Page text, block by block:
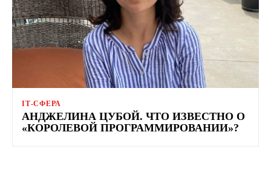
ІТ-СФЕРА
АНДЖЕЛИНА ЦУБОЙ. ЧТО ИЗВЕСТНО О
«КОРОЛЕВОЙ ПРОГРАММИРОВАНИИ»?